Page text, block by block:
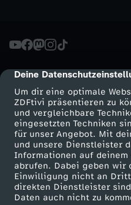
cmp-dialog-description
Deine
Um dir eine optimale
ZDFtivi präsentieren zu
und vergleichbare
eingesetzten Techniken
für unser Angebot. Mit
und unsere Dienstleister
Informationen auf
abrufen. Dabei geben wir
Einwilligung nicht an
direkten Dienstleister
Daten auch nicht zu
u
e
S
t
o
r
a
y
-
S
k
a
t
l
e
r
!
a
e
B
a
u
P
r
i
c
e
-
e
n
S
p
u
r
m
a
m
F
r
e
r
i
e
g
e
d
d
u
n
d
S
e
t
r
e
m
o
m
i
n
g
M
r
t
S
h
o
p
Mehr ZDF
ZDF-Apps
Smart TV
ZDFtext